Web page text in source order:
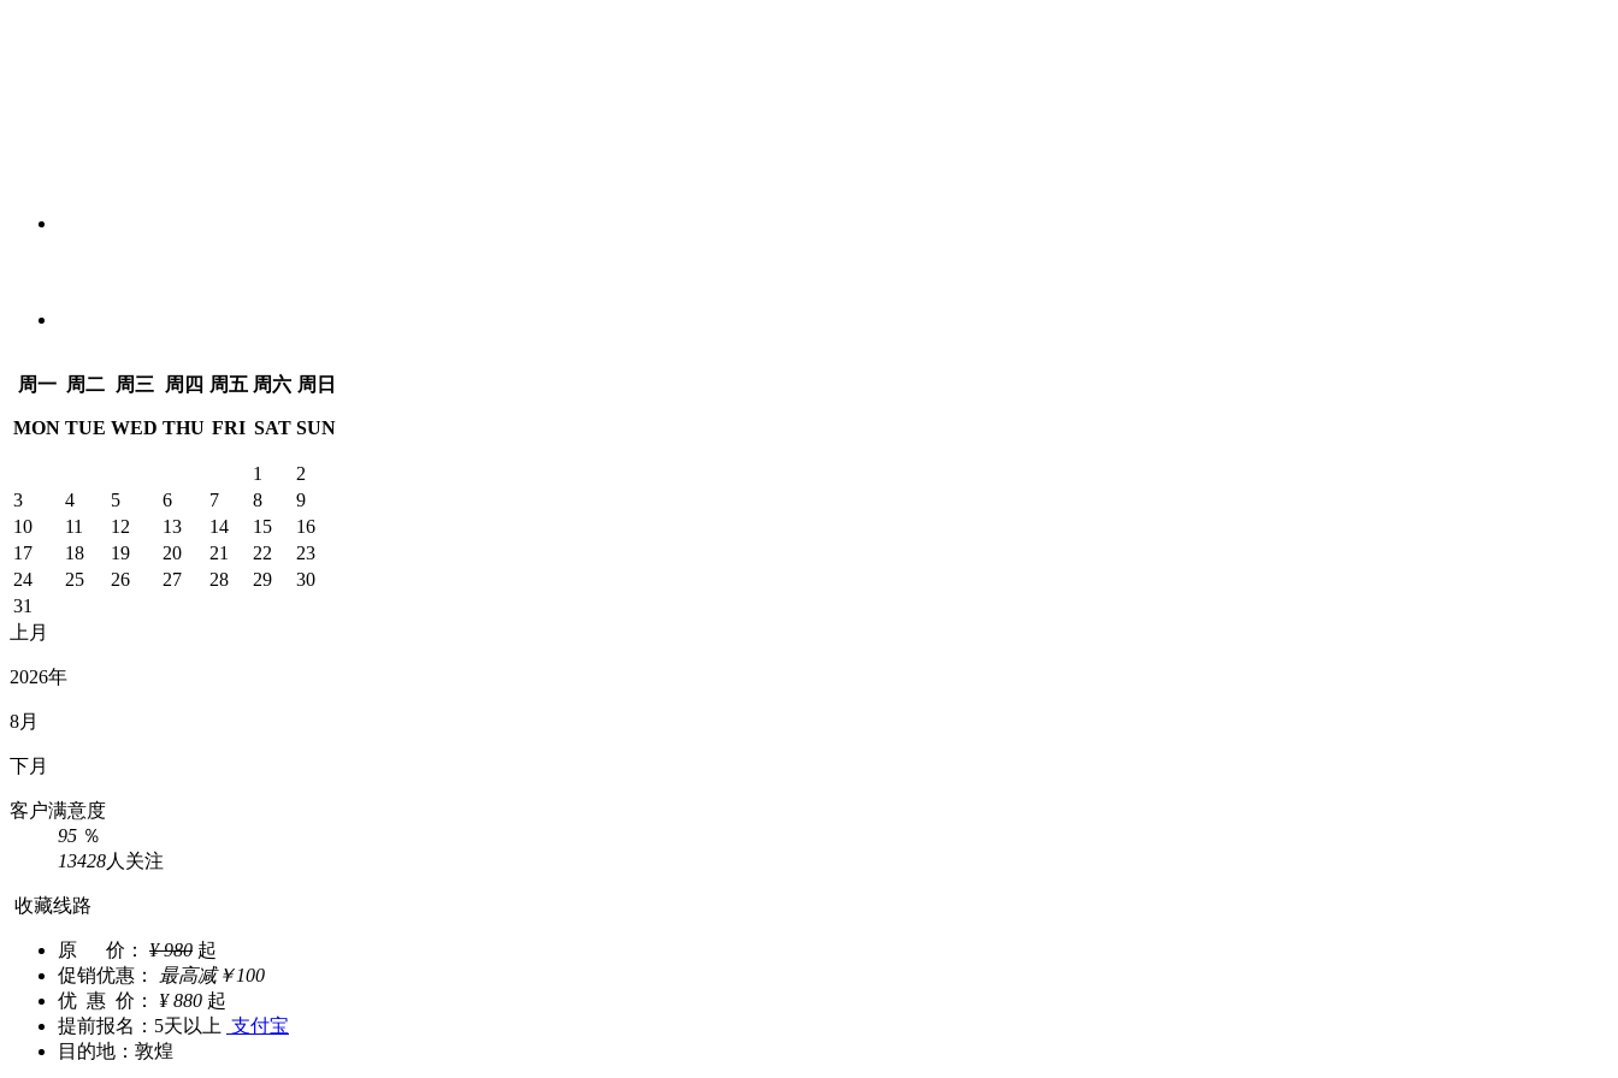
周一
MON
周二
TUE
周三
WED
周 四
THU
周五
FRI
周六
SAT
周 日
SUN
1
2
3
4 5 6 7 8
9
10
11 12 13 14 15
16
17
18 19 20 21 22
23
24
25 26 27 28 29
30
31
上月
2026年
8月
下月
客户满意度
95 ％
13428人关注
收藏线路
原 价： ¥980 起
促销优惠：
最高减￥100
优 惠 价：
¥880 起
提前报名： 5天以上 支付宝
目的地： 敦煌